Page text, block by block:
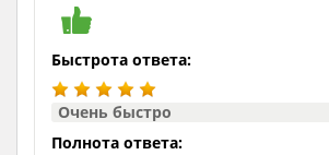
Быстрота ответа:
Очень быстро
Полнота ответа: